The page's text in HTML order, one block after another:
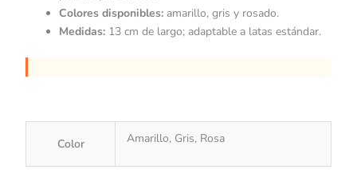
Colores disponibles: amarillo, gris y rosado.
Medidas: 13 cm de largo; adaptable a latas estándar.
Color Amarillo, Gris, Rosa